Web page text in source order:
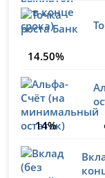
14.50%
14%